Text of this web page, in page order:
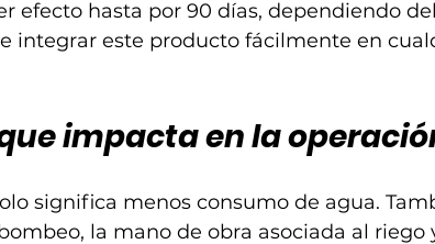
efecto hasta por 90 días, dependiendo
integrar este producto fácilmente en
impacta en la
significa menos consumo de agua.
la mano de obra asociada al riego